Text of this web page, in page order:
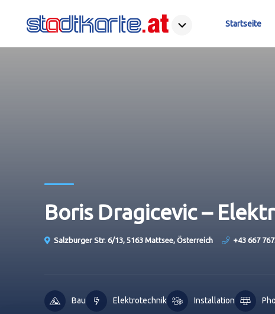
Startseite
Boris Dragicevic –
Salzburger Str. 6/13, 5163 Mattsee, Österreich +43 667
Bau Elektrotechnik Installation